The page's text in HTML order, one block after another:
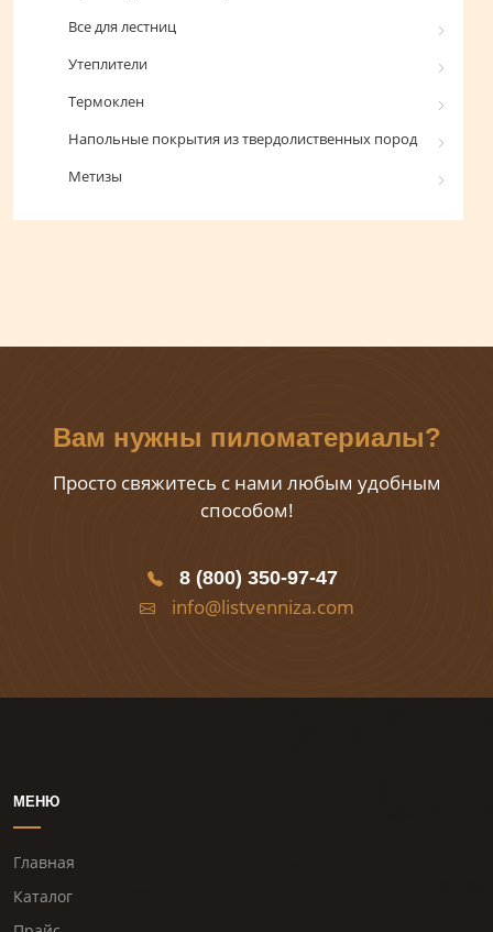
Все для лестниц
Утеплители
Термоклен
Напольные покрытия из твердолиственных пород
Метизы
Вам нужны пиломатериалы?
Просто свяжитесь с нами любым удобным
способом!
8 (800) 350-97-47
info@listvenniza.com
МЕНЮ
Главная
Каталог